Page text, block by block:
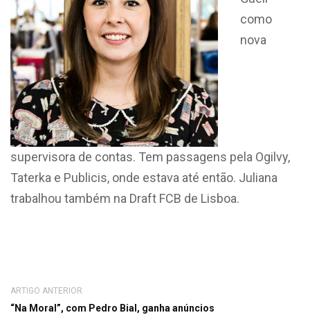
como
nova
supervisora de contas. Tem passagens pela Ogilvy,
Taterka e Publicis, onde estava até então. Juliana
trabalhou também na Draft FCB de Lisboa.
ARTIGO ANTERIOR
“Na Moral”, com Pedro Bial, ganha anúncios